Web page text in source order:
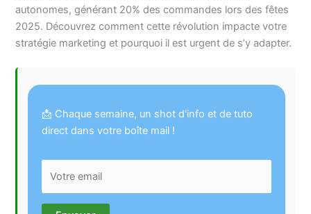
autonomes, générant 20% des commandes lors des fêtes
2025. Découvrez comment cette révolution impacte votre
stratégie marketing et pourquoi il est urgent de s’y adapter.
📩 Chaque semaine, un shot d'info et de tuto
direct dans votre boîte mail !